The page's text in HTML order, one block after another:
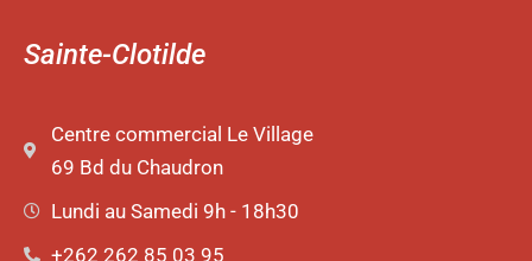
Sainte-Clotilde
Centre commercial Le Village
69 Bd du Chaudron
Lundi au Samedi 9h - 18h30
+262 262 85 03 95